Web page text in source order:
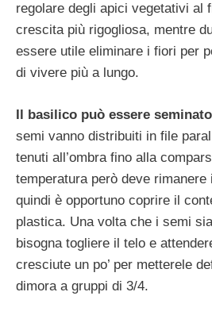
regolare degli apici vegetativi al
crescita più rigogliosa, mentre
essere utile eliminare i fiori per
di vivere più a lungo.
Il basilico può essere
semi vanno distribuiti in file
tenuti all’ombra fino alla
temperatura però deve rimanere
quindi è opportuno coprire il
plastica. Una volta che i semi
bisogna togliere il telo e
cresciute un po’ per metterele
dimora a gruppi di 3/4.